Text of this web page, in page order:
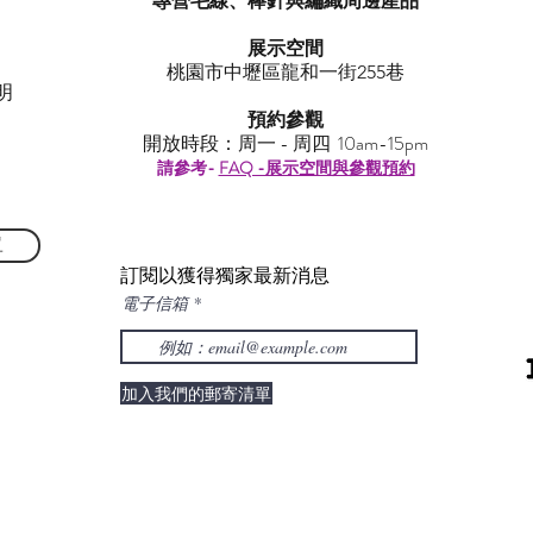
展示空間
​桃園市中壢區龍和一街255巷
預約參觀
開放時段：周一 - 周四 10am-15pm
請參考- FAQ -展示空間與參觀預約
訂閱以獲得獨家最新消息
電子信箱
加入我們的郵寄清單